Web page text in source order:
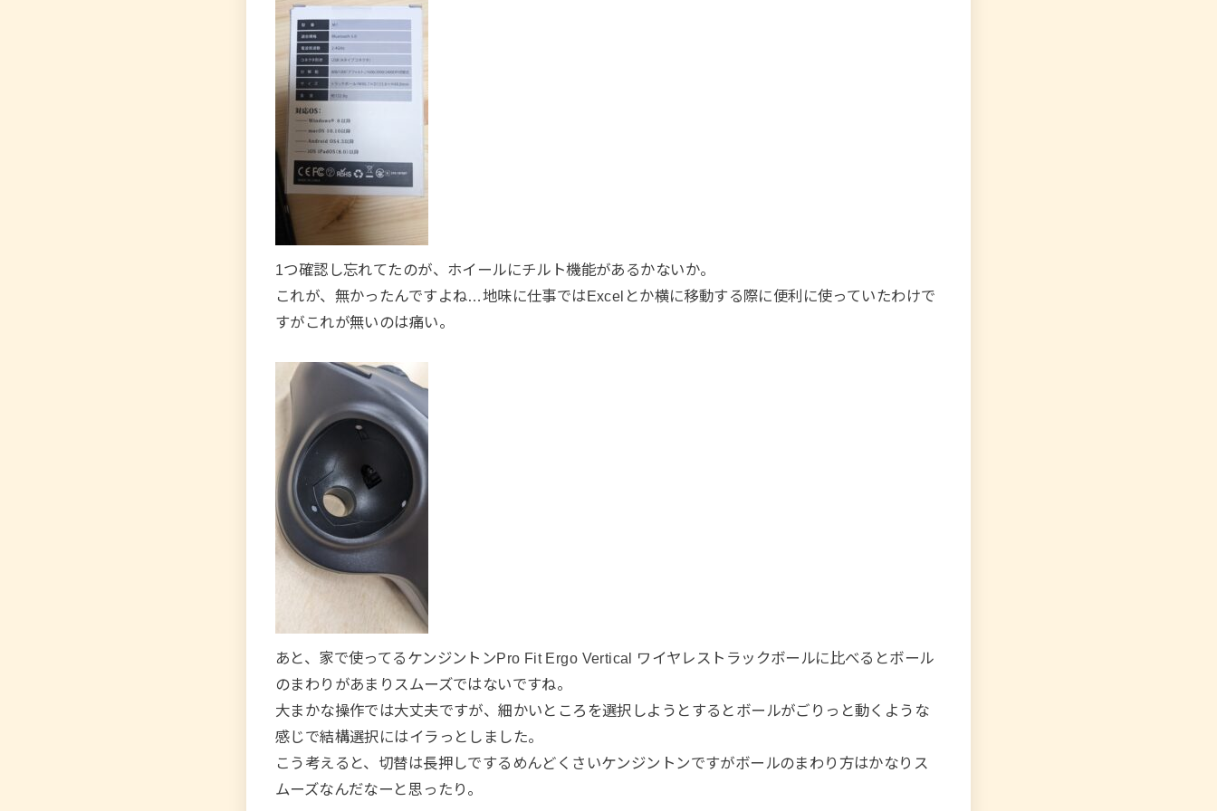
1つ確認し忘れてたのが、ホイールにチルト機能があるかないか。
これが、無かったんですよね…地味に仕事ではExcelとか横に移動する際に便利に使っていたわけで
すがこれが無いのは痛い。
あと、家で使ってるケンジントンPro Fit Ergo Vertical ワイヤレストラックボールに比べるとボール
のまわりがあまりスムーズではないですね。
大まかな操作では大丈夫ですが、細かいところを選択しようとするとボールがごりっと動くような
感じで結構選択にはイラっとしました。
こう考えると、切替は長押しでするめんどくさいケンジントンですがボールのまわり方はかなりス
ムーズなんだなーと思ったり。